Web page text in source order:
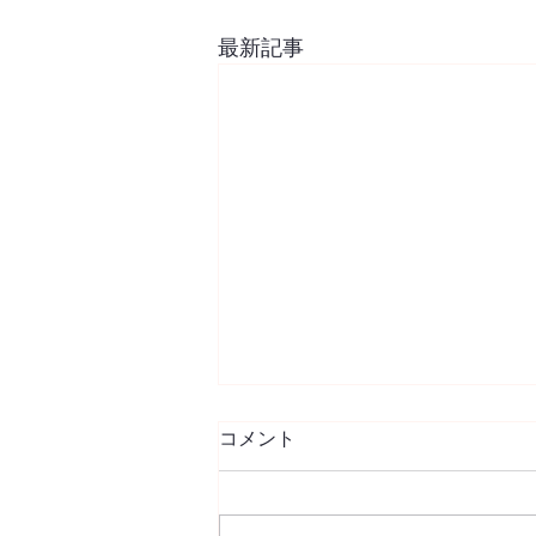
最新記事
8月スケジュール
「ビデオ撮影期間」 25（水）〜
コメント